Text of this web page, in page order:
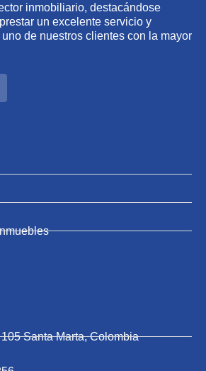
inmobiliario, destacándose
un excelente servicio y
de nuestros clientes con la mayor
Santa Marta, Colombia